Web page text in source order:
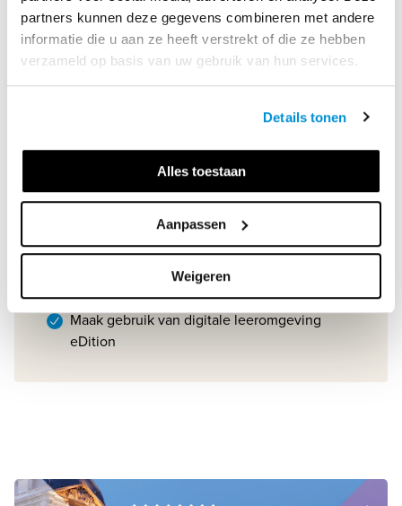
partners kunnen deze gegevens combineren met andere
informatie die u aan ze heeft verstrekt of die ze hebben
verzameld op basis van uw gebruik van hun services.
Details tonen
Alles toestaan
Aanpassen
Weigeren
voegen
Digitaal toetsen met aanpasbare
methodetoetsen
Digitaal met boeken
Zelf kiezen hoe je lesgeeft: digitaal of in
combinatie met boeken
Elk jaar de keuze voor nieuwe boeken of
hergebruik van boeken
Maak gebruik van digitale leeromgeving
eDition